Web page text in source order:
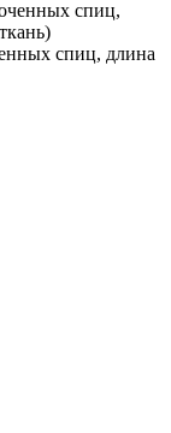
спиц, длина